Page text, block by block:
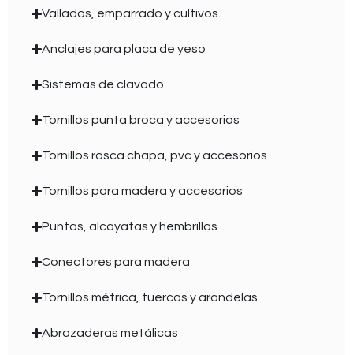
Vallados, emparrado y cultivos.
Anclajes para placa de yeso
Sistemas de clavado
Tornillos punta broca y accesorios
Tornillos rosca chapa, pvc y accesorios
Tornillos para madera y accesorios
Puntas, alcayatas y hembrillas
Conectores para madera
Tornillos métrica, tuercas y arandelas
Abrazaderas metálicas